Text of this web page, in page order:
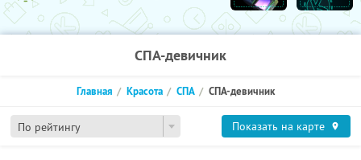
СПА-девичник
По рейтингу
Главная Красота СПА СПА-девичник
Показать на карте